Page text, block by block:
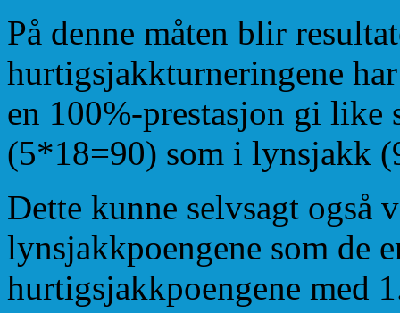
På denne måten blir
hurtigsjakkturneringene
en 100%-prestasjon gi
(5*18=90) som i lynsjakk
Dette kunne selvsagt også
lynsjakkpoengene som de
hurtigsjakkpoengene med